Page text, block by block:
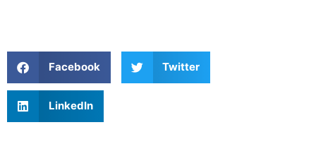
Facebook Twitter
LinkedIn